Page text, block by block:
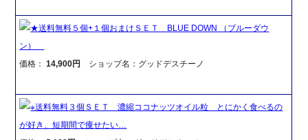
★送料無料５個+１個おまけＳＥＴ BLUE DOWN （ブルーダウ
ン）
価格：14,900円 ショップ名：グッドデスチーノ
※送料無料３個ＳＥＴ 濃縮ココナッツオイル粒 とにかく食べるの
が好き、短期間で痩せたい…